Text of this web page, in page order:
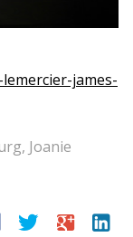
james-
, Joanie
twitter google linkedin